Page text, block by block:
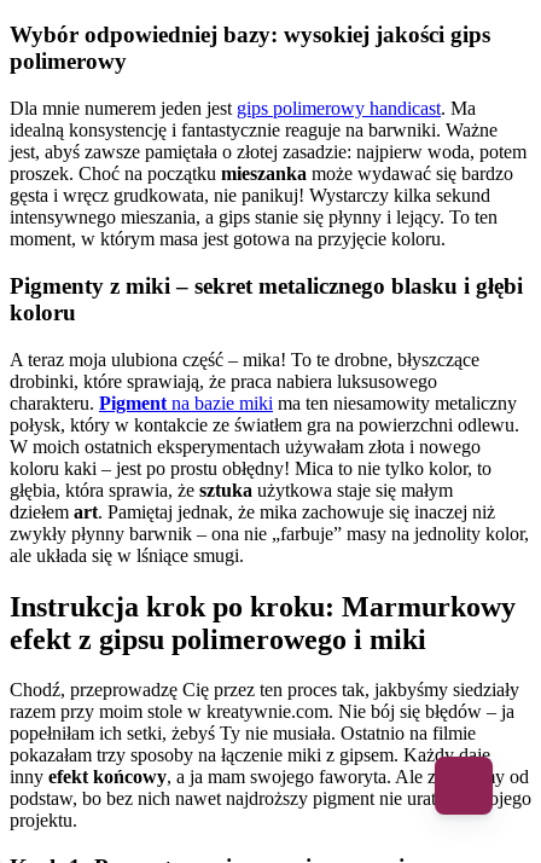
Wybór odpowiedniej bazy: wysokiej jakości gips
polimerowy
Dla mnie numerem jeden jest gips polimerowy handicast. Ma
idealną konsystencję i fantastycznie reaguje na barwniki. Ważne
jest, abyś zawsze pamiętała o złotej zasadzie: najpierw woda, potem
proszek. Choć na początku mieszanka może wydawać się bardzo
gęsta i wręcz grudkowata, nie panikuj! Wystarczy kilka sekund
intensywnego mieszania, a gips stanie się płynny i lejący. To ten
moment, w którym masa jest gotowa na przyjęcie koloru.
Pigmenty z miki – sekret metalicznego blasku i głębi
koloru
A teraz moja ulubiona część – mika! To te drobne, błyszczące
drobinki, które sprawiają, że praca nabiera luksusowego
charakteru. Pigment na bazie miki ma ten niesamowity metaliczny
połysk, który w kontakcie ze światłem gra na powierzchni odlewu.
W moich ostatnich eksperymentach używałam złota i nowego
koloru kaki – jest po prostu obłędny! Mica to nie tylko kolor, to
głębia, która sprawia, że sztuka użytkowa staje się małym
dziełem art. Pamiętaj jednak, że mika zachowuje się inaczej niż
zwykły płynny barwnik – ona nie „farbuje” masy na jednolity kolor,
ale układa się w lśniące smugi.
Instrukcja krok po kroku: Marmurkowy
efekt z gipsu polimerowego i miki
Chodź, przeprowadzę Cię przez ten proces tak, jakbyśmy siedziały
razem przy moim stole w kreatywnie.com. Nie bój się błędów – ja
popełniłam ich setki, żebyś Ty nie musiała. Ostatnio na filmie
pokazałam trzy sposoby na łączenie miki z gipsem. Każdy daje
inny efekt końcowy, a ja mam swojego faworyta. Ale zacznijmy od
podstaw, bo bez nich nawet najdroższy pigment nie uratuje Twojego
projektu.